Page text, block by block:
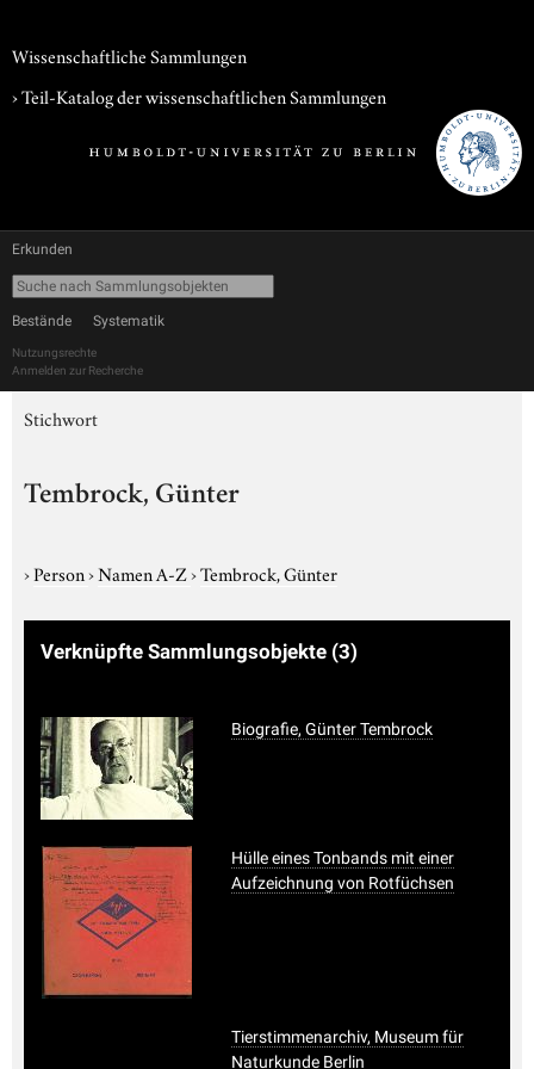
Wissenschaftliche Sammlungen
› Teil-Katalog der wissenschaftlichen Sammlungen
Erkunden
Bestände Systematik
Nutzungsrechte
Anmelden zur Recherche
Stichwort
Tembrock, Günter
›Person›Namen A-Z›Tembrock, Günter
Verknüpfte Sammlungsobjekte (3)
Biografie, Günter Tembrock
Hülle eines Tonbands mit einer
Aufzeichnung von Rotfüchsen
Tierstimmenarchiv, Museum für
Naturkunde Berlin